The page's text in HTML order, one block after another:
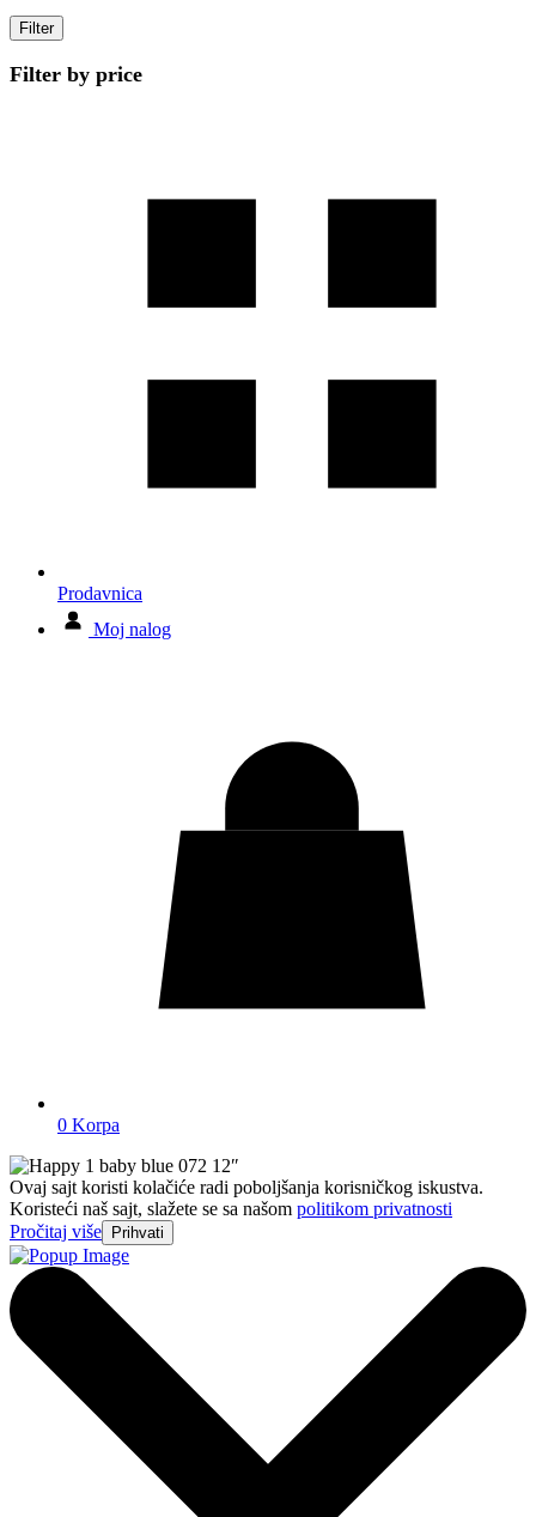
Filter
Filter by price
Prodavnica
Moj nalog
0 Korpa
Ovaj sajt koristi kolačiće radi poboljšanja korisničkog iskustva.
Koristeći naš sajt, slažete se sa našom politikom privatnosti
Pročitaj više
Prihvati